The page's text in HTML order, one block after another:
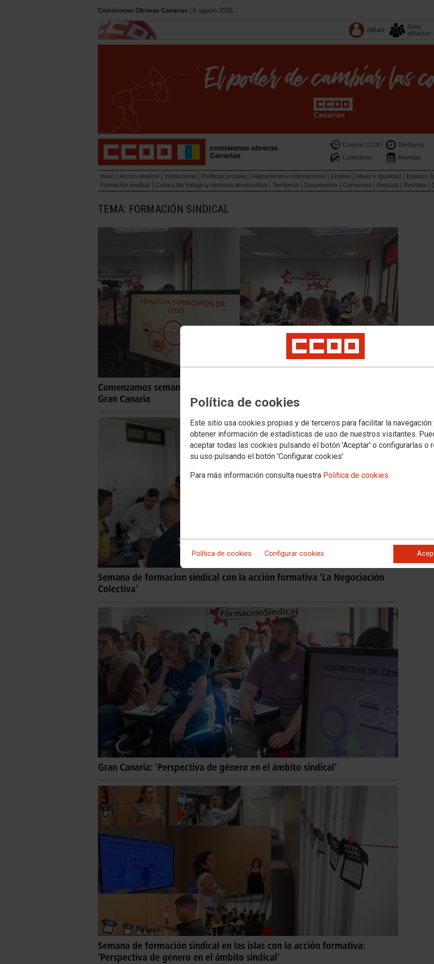
Política de cookies
Este sitio usa cookies propias y de terceros para facilitar la navegación
obtener información de estadísticas de uso de nuestros visitantes.
aceptar todas las cookies pulsando el botón 'Aceptar' o configurarlas o
su uso pulsando el botón 'Configurar cookies'
Para más información consulta nuestra Política de cookies
Política de cookies Configurar cookies
Comisiones Obreras Canarias | 6 agosto 2026.
Afíliate
Zona
afiliación
Conoce CCOO Territorios
Calendario
Revistas
Inicio Acción sindical Institucional Políticas sociales Migraciones e internacional Empleo Mujer e Igualdad Espacio
Formación sindical
Cultura del trabajo y memoria democrática Territorios Documentos Convenios Podcast Revistas
TEMA: FORMACIÓN SINDICAL
Comenzamos semana de formación con el itinerario básico sindical en
Gran Canaria
Semana de formacion sindical con la acción formativa 'La Negociación
Colectiva'
Gran Canaria: 'Perspectiva de género en el ámbito sindical'
Semana de formación sindical en las islas con la acción formativa:
'Perspectiva de género en el ámbito sindical'